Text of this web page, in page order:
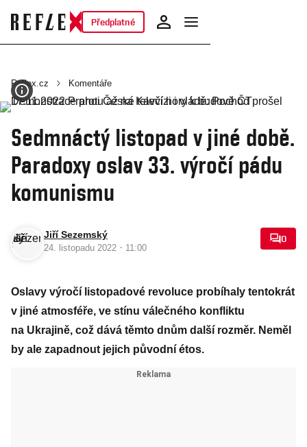
Předplatné
Reflex.cz Komentáře
Sedmnáctý listopad v jiné době.
Paradoxy oslav 33. výročí pádu
komunismu
Jiří Sezemský
24. listopadu 2022 · 11:00
0
Oslavy výročí listopadové revoluce probíhaly tentokrát
v jiné atmosféře, ve stínu válečného konfliktu
na Ukrajině, což dává těmto dnům další rozměr. Neměl
by ale zapadnout jejich původní étos.